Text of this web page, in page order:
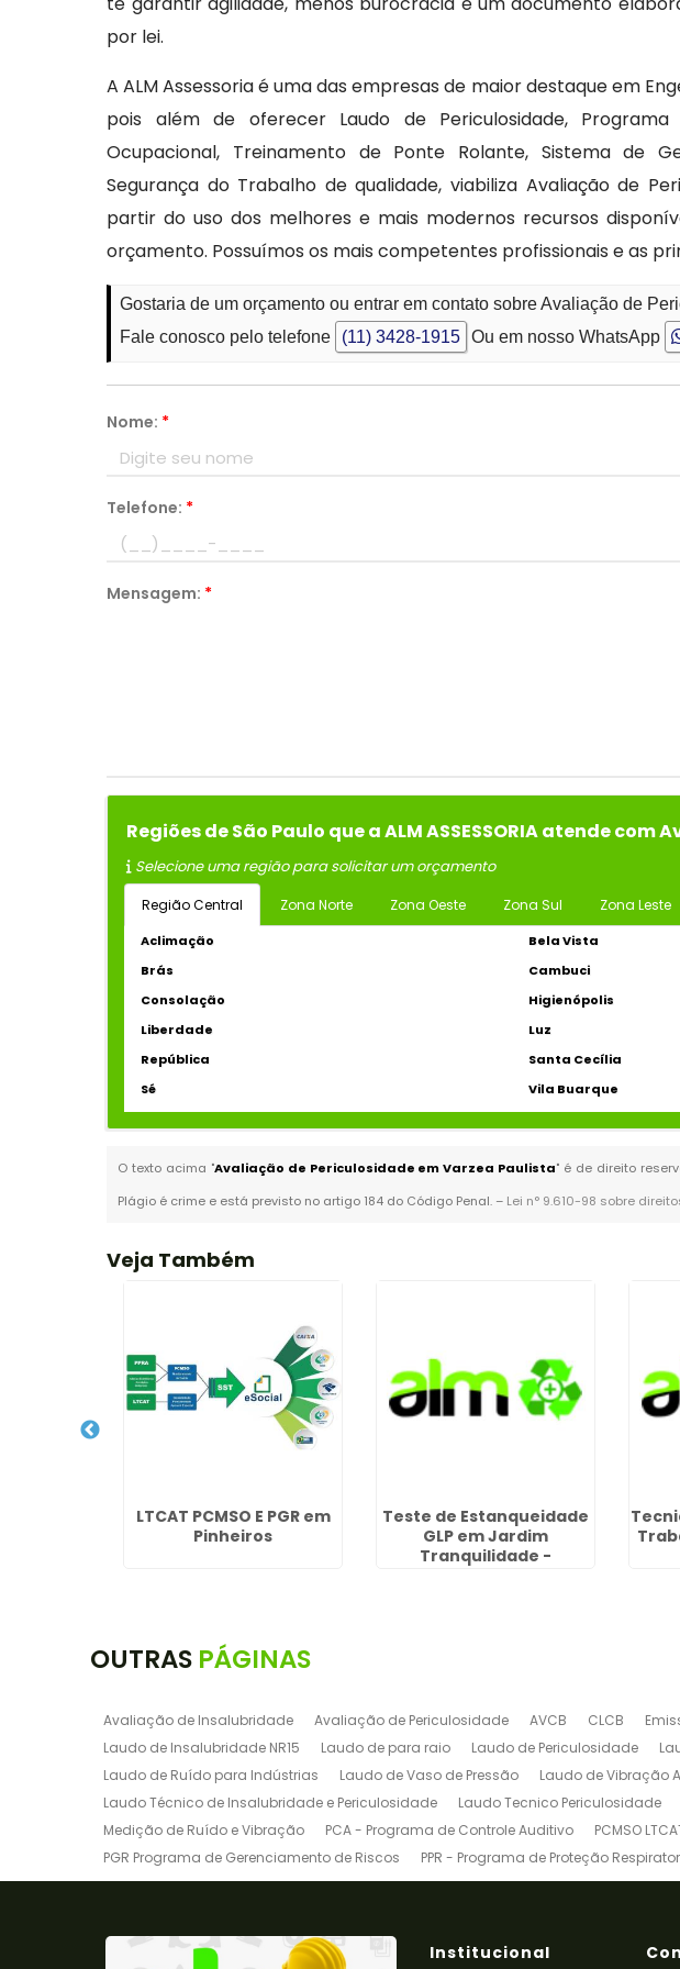
por lei.
A ALM Assessoria é uma das empresas de maior destaque em
pois além de oferecer Laudo de Periculosidade,
Ocupacional, Treinamento de Ponte Rolante, Sistema de
Segurança do Trabalho de qualidade, viabiliza Avaliação de
partir do uso dos melhores e mais modernos recursos
orçamento. Possuímos os mais competentes profissionais e as
Gostaria de um orçamento ou entrar em contato sobre Avaliação de
Fale conosco pelo telefone
(11) 3428-1915 Ou em nosso WhatsApp
Nome: *
Telefone: *
Mensagem: *
Regiões de São Paulo que a ALM ASSESSORIA atende
Selecione uma região para solicitar um orçamento
Região Central Zona Norte Zona Oeste Zona Sul Zona Leste
Aclimação Bela Vista
Brás
Cambuci
Consolação
Higienópolis
Liberdade
Luz
República
Santa Cecília
Sé
Vila Buarque
O texto acima "Avaliação de Periculosidade em Varzea Paulista" é de direito
Plágio é crime e está previsto no artigo 184 do Código Penal. – Lei n° 9.610-98 sobre
Veja Também
LTCAT PCMSO E PGR em
Pinheiros
Teste de Estanqueidade
GLP em Jardim
Tranquilidade -
OUTRAS PÁGINAS
Avaliação de Insalubridade Avaliação de Periculosidade AVCB CLCB
Laudo de Insalubridade NR15
Laudo de para raio Laudo de Periculosidade
Laudo de Ruído para Indústrias
Laudo de Vaso de Pressão Laudo de Vibração
Laudo Técnico de Insalubridade e Periculosidade
Laudo Tecnico Periculosidade
Medição de Ruído e Vibração
PCA - Programa de Controle Auditivo PCMSO
PGR Programa de Gerenciamento de Riscos
PPR - Programa de Proteção
Programa de Gerenciamento de Riscos para Indústrias
Treinamento de Brigada
Treinamento de Ponte Rolante
Treinamento de SEP
Institucional